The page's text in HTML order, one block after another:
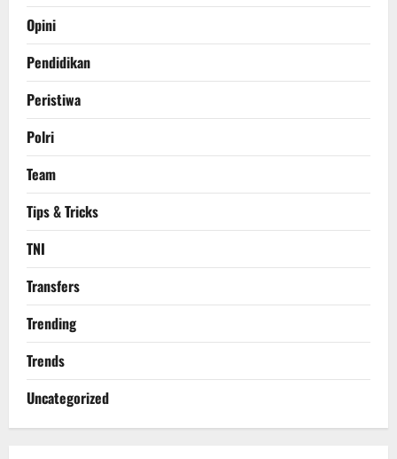
Opini
Pendidikan
Peristiwa
Polri
Team
Tips & Tricks
TNI
Transfers
Trending
Trends
Uncategorized